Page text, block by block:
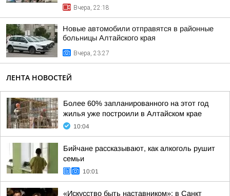
Вчера, 22:18
Новые автомобили отправятся в районные
больницы Алтайского края
Вчера, 23:27
ЛЕНТА НОВОСТЕЙ
Более 60% запланированного на этот год
жилья уже построили в Алтайском крае
10:04
Бийчане рассказывают, как алкоголь рушит
семьи
10:01
«Искусство быть наставником»: в Санкт